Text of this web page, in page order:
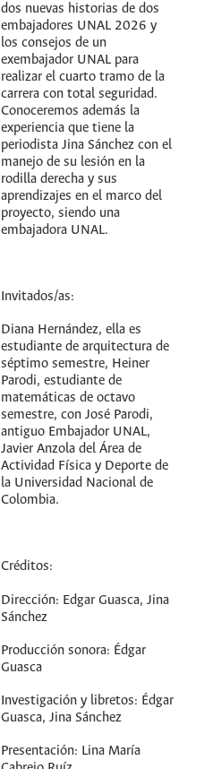
dos nuevas historias de dos
embajadores UNAL 2026 y
los consejos de un
exembajador UNAL para
realizar el cuarto tramo de la
carrera con total seguridad.
Conoceremos además la
experiencia que tiene la
periodista Jina Sánchez con el
manejo de su lesión en la
rodilla derecha y sus
aprendizajes en el marco del
proyecto, siendo una
embajadora UNAL.
Invitados/as:
Diana Hernández, ella es
estudiante de arquitectura de
séptimo semestre, Heiner
Parodi, estudiante de
matemáticas de octavo
semestre, con José Parodi,
antiguo Embajador UNAL,
Javier Anzola del Área de
Actividad Física y Deporte de
la Universidad Nacional de
Colombia.
Créditos:
Dirección: Edgar Guasca, Jina
Sánchez
Producción sonora: Édgar
Guasca
Investigación y libretos: Édgar
Guasca, Jina Sánchez
Presentación: Lina María